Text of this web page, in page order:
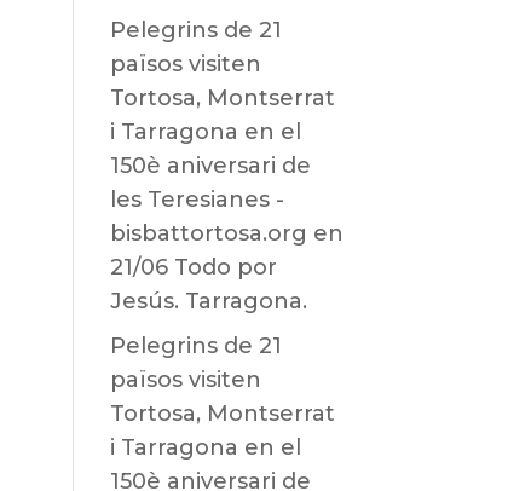
Pelegrins de 21
països visiten
Tortosa, Montserrat
i Tarragona en el
150è aniversari de
les Teresianes -
bisbattortosa.org en
21/06 Todo por
Jesús. Tarragona.
Pelegrins de 21
països visiten
Tortosa, Montserrat
i Tarragona en el
150è aniversari de